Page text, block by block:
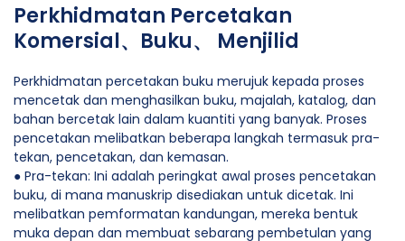
Perkhidmatan Percetakan
Komersial、Buku、 Menjilid
Perkhidmatan percetakan buku merujuk kepada proses
mencetak dan menghasilkan buku, majalah, katalog, dan
bahan bercetak lain dalam kuantiti yang banyak. Proses
pencetakan melibatkan beberapa langkah termasuk pra-
tekan, pencetakan, dan kemasan.
● Pra-tekan: Ini adalah peringkat awal proses pencetakan
buku, di mana manuskrip disediakan untuk dicetak. Ini
melibatkan pemformatan kandungan, mereka bentuk
muka depan dan membuat sebarang pembetulan yang